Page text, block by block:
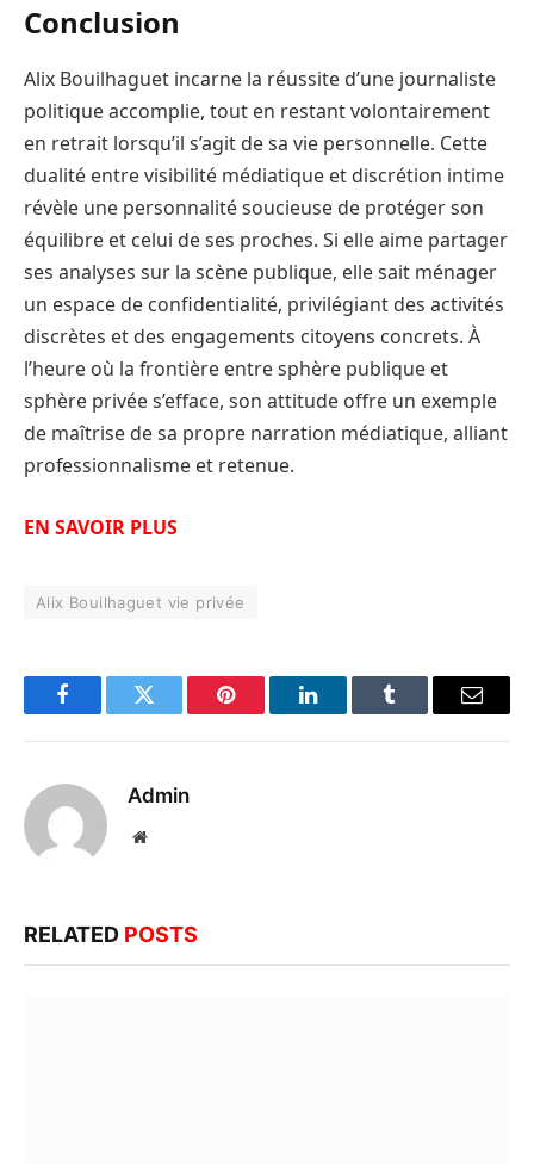
Conclusion
Alix Bouilhaguet incarne la réussite d’une journaliste
politique accomplie, tout en restant volontairement
en retrait lorsqu’il s’agit de sa vie personnelle. Cette
dualité entre visibilité médiatique et discrétion intime
révèle une personnalité soucieuse de protéger son
équilibre et celui de ses proches. Si elle aime partager
ses analyses sur la scène publique, elle sait ménager
un espace de confidentialité, privilégiant des activités
discrètes et des engagements citoyens concrets. À
l’heure où la frontière entre sphère publique et
sphère privée s’efface, son attitude offre un exemple
de maîtrise de sa propre narration médiatique, alliant
professionnalisme et retenue.
EN SAVOIR PLUS
Alix Bouilhaguet vie privée
FacebookTwitter Pinterest LinkedInTumblr Email
Admin
Website
RELATED POSTS